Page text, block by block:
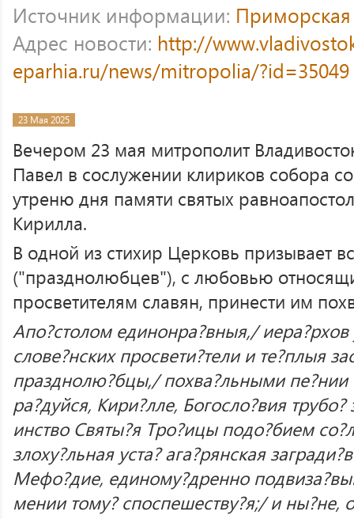
Источник информации:
Адрес новости: http://
eparhia.ru/news/mitropolia/?id=35049
23 Мая 2025
Вечером 23 мая митрополит
Павел в сослужении клириков собора
утреню дня памяти святых
Кирилла.
В одной из стихир Церковь призывает
("празднолюбцев"), с любовью
просветителям славян, принести им
Апо?столом единонра?вныя,/
слове?нских просвети?тели и те?плыя
празднолю?бцы,/ похва?льными
ра?дуйся, Кири?лле, Богосло?вия трубо?
инство Святы?я Тро?ицы подо?бием
злоху?льная уста? ага?рянская
Мефо?дие, единому?дренно
мении тому? споспешеству?я;/ и ны?не,